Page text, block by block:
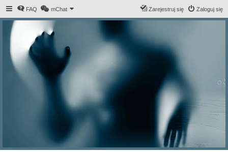
FAQ mChat Zaloguj się
Zarejestruj się